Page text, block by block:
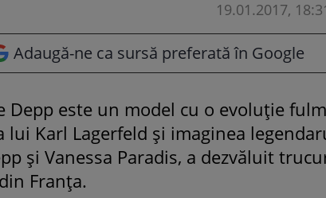
19.01.2017,
Adaugă-ne ca sursă preferată în Google
Depp este un model cu o evoluție
Karl Lagerfeld și imaginea
și Vanessa Paradis, a dezvăluit
Franța.